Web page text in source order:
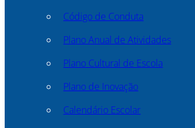
Código de Conduta
Plano Anual de Atividades
Plano Cultural de Escola
Plano de Inovação
Calendário Escolar